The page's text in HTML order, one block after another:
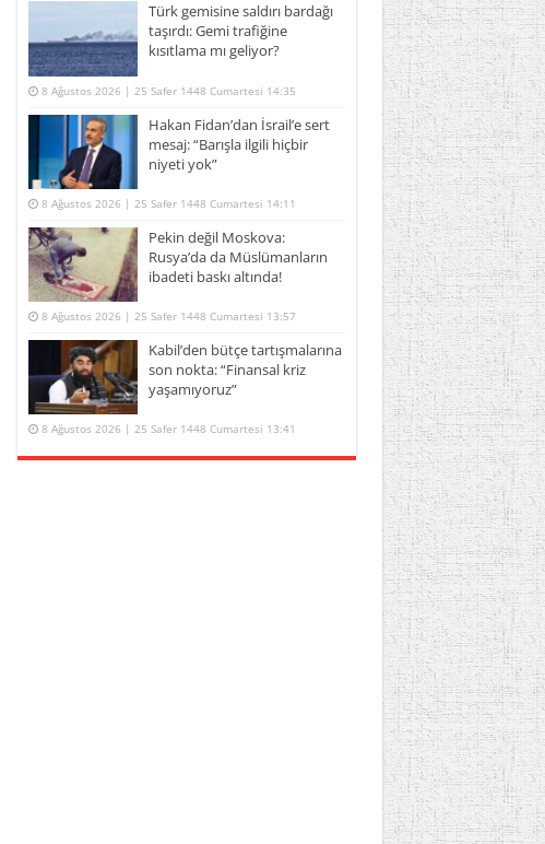
Türk gemisine saldırı bardağı
taşırdı: Gemi trafiğine
kısıtlama mı geliyor?
8 Ağustos 2026 | 25 Safer 1448 Cumartesi 14:35
Hakan Fidan’dan İsrail’e sert
mesaj: “Barışla ilgili hiçbir
niyeti yok”
8 Ağustos 2026 | 25 Safer 1448 Cumartesi 14:11
Pekin değil Moskova:
Rusya’da da Müslümanların
ibadeti baskı altında!
8 Ağustos 2026 | 25 Safer 1448 Cumartesi 13:57
Kabil’den bütçe tartışmalarına
son nokta: “Finansal kriz
yaşamıyoruz”
8 Ağustos 2026 | 25 Safer 1448 Cumartesi 13:41